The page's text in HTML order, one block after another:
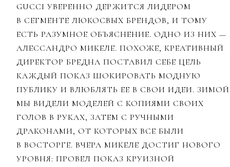
GUCCI УВЕРЕННО ДЕРЖИТСЯ ЛИДЕРОМ
В СЕГМЕНТЕ ЛЮКОСВЫХ БРЕНДОВ, И ТОМУ
ЕСТЬ РАЗУМНОЕ ОБЪЯСНЕНИЕ. ОДНО ИЗ НИХ —
АЛЕССАНДРО МИКЕЛЕ. ПОХОЖЕ, КРЕАТИВНЫЙ
ДИРЕКТОР БРЕДНА ПОСТАВИЛ СЕБЕ ЦЕЛЬ
КАЖДЫЙ ПОКАЗ ШОКИРОВАТЬ МОДНУЮ
ПУБЛИКУ И ВЛЮБЛЯТЬ ЕЕ В СВОИ ИДЕИ. ЗИМОЙ
МЫ ВИДЕЛИ МОДЕЛЕЙ С КОПИЯМИ СВОИХ
ГОЛОВ В РУКАХ, ЗАТЕМ С РУЧНЫМИ
ДРАКОНАМИ, ОТ КОТОРЫХ ВСЕ БЫЛИ
В ВОСТОРГЕ. ВЧЕРА МИКЕЛЕ ДОСТИГ НОВОГО
УРОВНЯ: ПРОВЕЛ ПОКАЗ КРУИЗНОЙ